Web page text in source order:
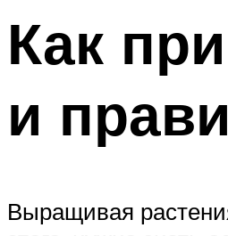
Как
и
Выращивая